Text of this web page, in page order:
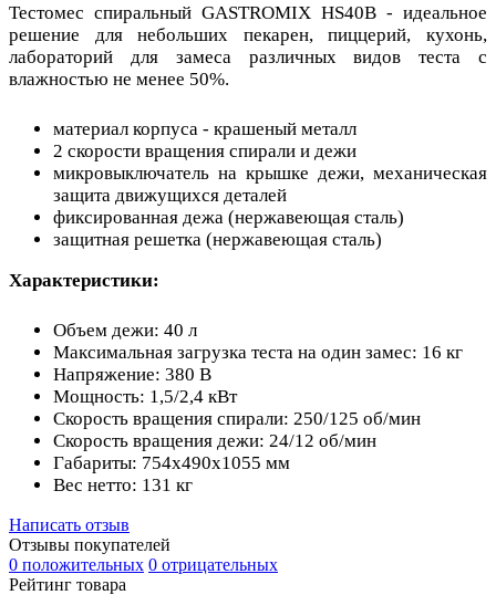
Тестомес спиральный GASTROMIX HS40B - идеальное
решение для небольших пекарен, пиццерий, кухонь,
лабораторий для замеса различных видов теста с
влажностью не менее 50%.
материал корпуса - крашеный металл
2 скорости вращения спирали и дежи
микровыключатель на крышке дежи, механическая
защита движущихся деталей
фиксированная дежа (нержавеющая сталь)
защитная решетка (нержавеющая сталь)
Характеристики:
Объем дежи: 40 л
Максимальная загрузка теста на один замес: 16 кг
Напряжение: 380 В
Мощность: 1,5/2,4 кВт
Скорость вращения спирали: 250/125 об/мин
Скорость вращения дежи: 24/12 об/мин
Габариты: 754х490х1055 мм
Вес нетто: 131 кг
Написать отзыв
Отзывы покупателей
0 положительных 0 отрицательных
Рейтинг товара